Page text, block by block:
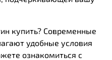
купить? Современные
удобные условия
ознакомиться с